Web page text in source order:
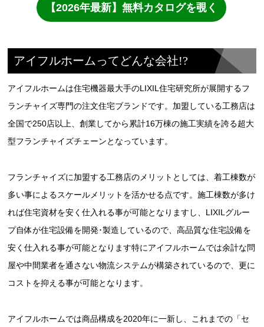
アイフルホームってどんな会社!?
アイフルホームは住宅機器最大手のLIXIL住宅研究所が展開するフ
ランチャイズ専門の注文住宅ブランドです。加盟している工務店は
全国で250店以上、創業してから累計16万棟の施工実績を誇る超大
型フランチャイズチェーンとなっています。
フランチャイズに加盟する工務店のメリットとしては、着工棟数が
多い事によるスケールメリットを活かせる点です。施工棟数が多け
れば住宅資材を安く仕入れる事が可能となりますし、LIXILグルー
プ自体が住宅設備を開発･製造しているので、高品質な住宅設備を
安く仕入れる事が可能となります特にアイフルホームでは余計な問
屋や中間業者を通さない物流システムが構築されているので、更に
コストを抑える事が可能となります。
アイフルホームでは商品構成を2020年に一新し、これまでの「セ